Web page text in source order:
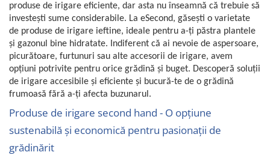
Accesorii si piese masini spalat
rufe si uscatoare
Accesorii si piese masini spalat
vase
Aparate Frigorifice
Aparate Racire Aer
Aragaze si cuptoare cu microunde
Climatizare & sisteme de incalzire
Electrocasnice pentru Bucatarie
Fiare de calcat si masini de cusut
produse de irigare eficiente, dar asta nu înseamnă că trebuie să
investești sume considerabile. La eSecond, găsești o varietate
de produse de irigare ieftine, ideale pentru a-ți păstra plantele
și gazonul bine hidratate. Indiferent că ai nevoie de aspersoare,
picurătoare, furtunuri sau alte accesorii de irigare, avem
opțiuni potrivite pentru orice grădină și buget. Descoperă soluții
de irigare accesibile și eficiente și bucură-te de o grădină
frumoasă fără a-ți afecta buzunarul.
Produse de irigare second hand - O opțiune
sustenabilă și economică pentru pasionații de
grădinărit